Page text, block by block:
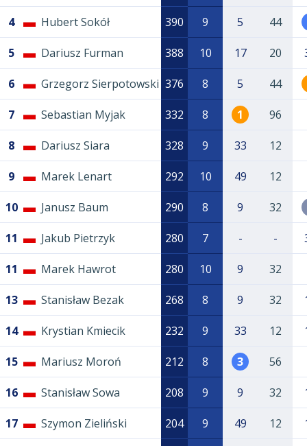
4 Hubert Sokół 390 9 5 44
5 Dariusz Furman 388 10 17 20
6 Grzegorz Sierpotowski 376 8 5 44
7 Sebastian Myjak 332 8 1 96
8 Dariusz Siara 328 9 33 12
9 Marek Lenart 292 10 49 12
10 Janusz Baum 290 8 9 32
11 Jakub Pietrzyk 280 7 - -
11 Marek Hawrot 280 10 9 32
13 Stanisław Bezak 268 8 9 32
14 Krystian Kmiecik 232 9 33 12
15 Mariusz Moroń 212 8 3 56
16 Stanisław Sowa 208 9 9 32
17 Szymon Zieliński 204 9 49 12